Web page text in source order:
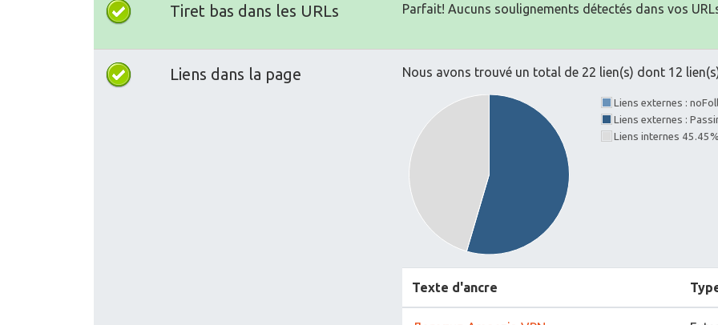
Tiret bas dans les URLs Parfait! Aucuns soulignements détectés dans vos
Liens dans la page Nous avons trouvé un total de 22 lien(s) dont 12
Liens externes :
Liens externes :
Liens internes 45.45%
Texte d'ancre